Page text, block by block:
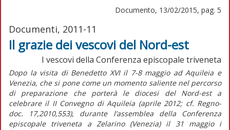
Documento, 13/02/2015, pag. 5
Documenti, 2011-11
Il grazie dei vescovi del Nord-est
I vescovi della Conferenza episcopale triveneta
Dopo la visita di Benedetto XVI il 7-8 maggio ad Aquileia e
Venezia, che si pone come un momento saliente nel percorso
di preparazione che porterà le diocesi del Nord-est a
celebrare il II Convegno di Aquileia (aprile 2012; cf. Regno-
doc. 17,2010,553), durante l’assemblea della Conferenza
episcopale triveneta a Zelarino (Venezia) il 31 maggio i